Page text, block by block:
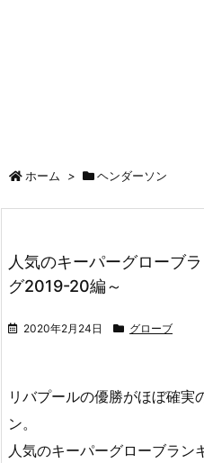
ホーム > ヘンダーソン
人気のキーパーグローブ
グ2019-20編～
2020年2月24日 グローブ
リバプールの優勝がほぼ確
ン。
人気のキーパーグローブラン